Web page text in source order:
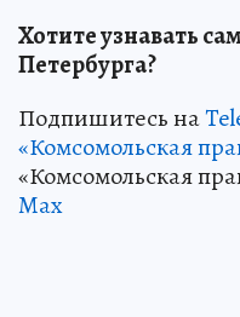
Хотите узнавать
Петербурга?
Подпишитесь на
«Комсомольская
«Комсомольская
Max